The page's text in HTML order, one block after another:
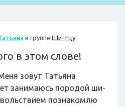
в группе Ши-тцу
в этом слове!
зовут Татьяна
занимаюсь породой ши-
познакомлю